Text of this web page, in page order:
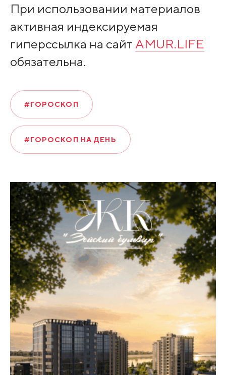
При использовании материалов
активная индексируемая
гиперссылка на сайт AMUR.LIFE
обязательна.
#ГОРОСКОП
#ГОРОСКОП НА ДЕНЬ